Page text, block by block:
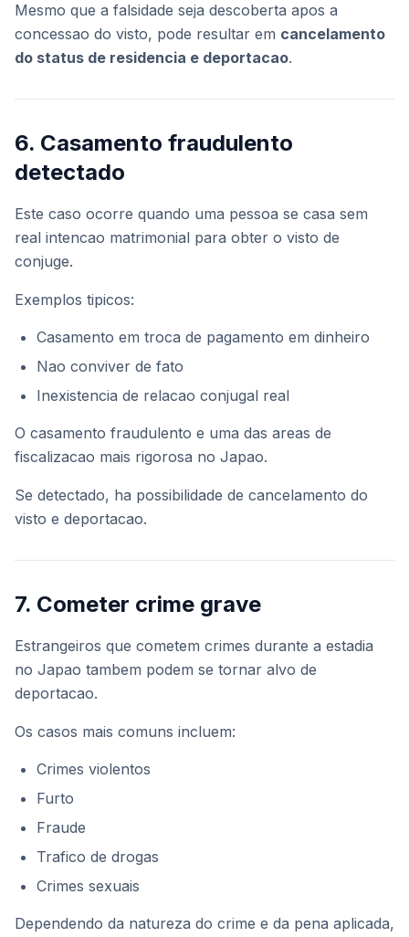
Mesmo que a falsidade seja descoberta apos a
concessao do visto, pode resultar em cancelamento
do status de residencia e deportacao.
6. Casamento fraudulento
detectado
Este caso ocorre quando uma pessoa se casa sem
real intencao matrimonial para obter o visto de
conjuge.
Exemplos tipicos:
Casamento em troca de pagamento em dinheiro
Nao conviver de fato
Inexistencia de relacao conjugal real
O casamento fraudulento e uma das areas de
fiscalizacao mais rigorosa no Japao.
Se detectado, ha possibilidade de cancelamento do
visto e deportacao.
7. Cometer crime grave
Estrangeiros que cometem crimes durante a estadia
no Japao tambem podem se tornar alvo de
deportacao.
Os casos mais comuns incluem:
Crimes violentos
Furto
Fraude
Trafico de drogas
Crimes sexuais
Dependendo da natureza do crime e da pena aplicada,